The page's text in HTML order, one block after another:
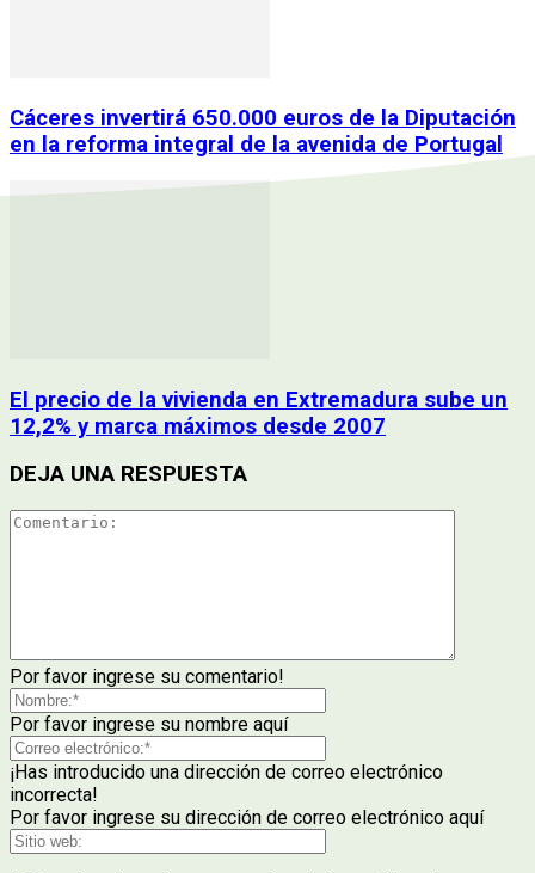
Cáceres invertirá 650.000 euros de la Diputación
en la reforma integral de la avenida de Portugal
El precio de la vivienda en Extremadura sube un
12,2% y marca máximos desde 2007
DEJA UNA RESPUESTA
Por favor ingrese su comentario!
Por favor ingrese su nombre aquí
¡Has introducido una dirección de correo electrónico
incorrecta!
Por favor ingrese su dirección de correo electrónico aquí